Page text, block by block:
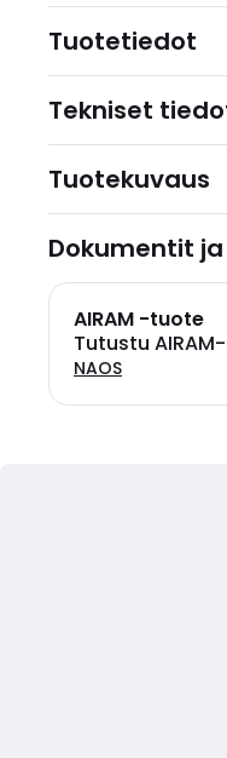
Tuotetiedot
Tekniset
Tuotekuvaus
Dokumentit
AIRAM -tuote
Tutustu
NAOS